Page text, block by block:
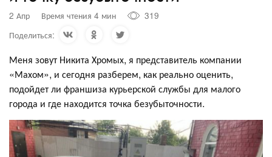
2 Апр Время чтения 4 мин
319
Поделиться:
Меня зовут Никита Хромых, я представитель компании
«Махом», и сегодня разберем, как реально оценить,
подойдет ли франшиза курьерской службы для малого
города и где находится точка безубыточности.